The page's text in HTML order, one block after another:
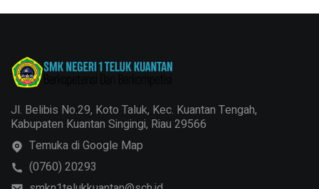
Jl. Belibis No.29, Koto Taluk, Kec. Kuantan Tengah,
Kabupaten Kuantan Singingi, Riau 29566
Temuka di Google Map
(0760) 20293